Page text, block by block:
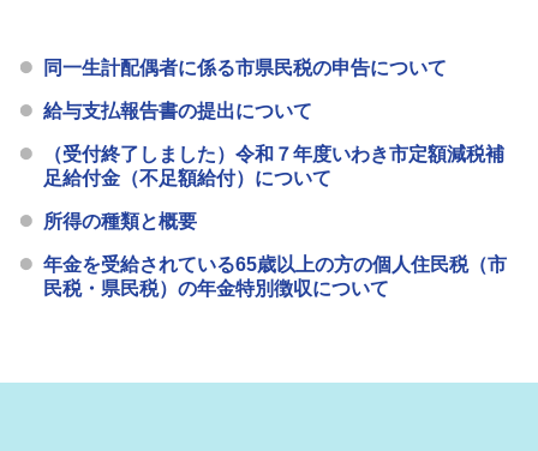
同一生計配偶者に係る市県民税の申告について
給与支払報告書の提出について
（受付終了しました）令和７年度いわき市定額減税補
足給付金（不足額給付）について
所得の種類と概要
年金を受給されている65歳以上の方の個人住民税（市
民税・県民税）の年金特別徴収について